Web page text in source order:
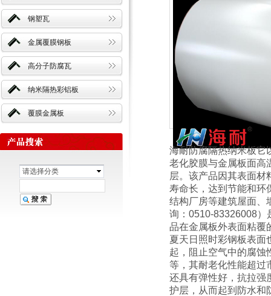
钢塑瓦
金属覆膜钢板
高分子防腐瓦
纳米隔热彩铝板
覆膜金属板
请选择分类
海耐防腐隔热纳米板它
老化胶膜与金属板面高
层。该产品因其表面材
寿命长，达到节能和环
结构厂房等建筑屋面、
询：0510-83326008）
品在金属板外表面粘覆
夏天日照时彩钢板表面
起，阻止空气中的腐蚀
等，其耐老化性能超过
还具有弹性好，抗拉强
护层，从而起到防水和